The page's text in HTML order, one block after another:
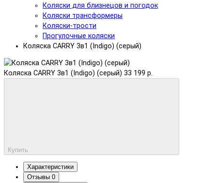
Коляски для близнецов и погодок
Коляски трансформеры
Коляски-трости
Прогулочные коляски
Коляска CARRY 3в1 (Indigo) (серый)
Коляска CARRY 3в1 (Indigo) (серый) 33 199 р.
Купить
Характеристики
Отзывы 0